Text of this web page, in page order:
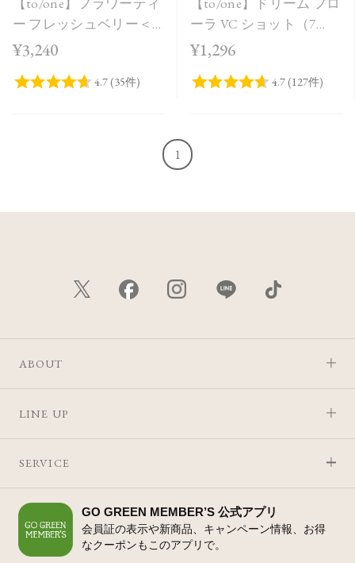
ー フレッシュベリー＜
20包＞
¥3,240
ーラ VC ショット（7
包）
¥1,296
1
ABOUT
LINE UP
SERVICE
GO GREEN MEMBER’S 公式アプリ
会員証の表示や新商品、キャンペーン情報、お得
なクーポンもこのアプリで。